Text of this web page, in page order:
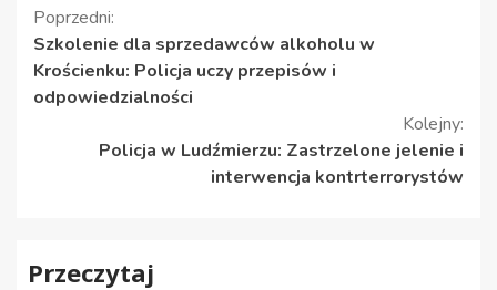
Kontynuuj
czytanie
Poprzedni:
Szkolenie dla sprzedawców alkoholu w
Krościenku: Policja uczy przepisów i
odpowiedzialności
Kolejny:
Policja w Ludźmierzu: Zastrzelone jelenie i
interwencja kontrterrorystów
Przeczytaj